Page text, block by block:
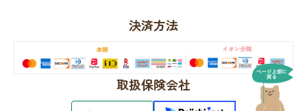
決済方法
取扱保険会社